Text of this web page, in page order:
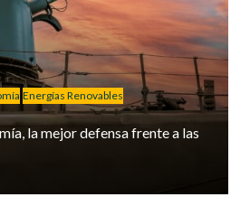
Energías Renovables
la mejor defensa frente a las